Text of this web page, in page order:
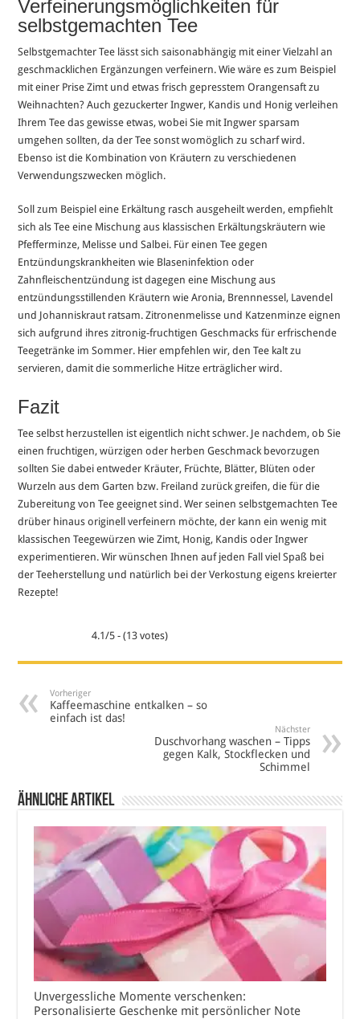
Verfeinerungsmöglichkeiten für
selbstgemachten Tee
Selbstgemachter Tee lässt sich saisonabhängig mit einer Vielzahl an
geschmacklichen Ergänzungen verfeinern. Wie wäre es zum Beispiel
mit einer Prise Zimt und etwas frisch gepresstem Orangensaft zu
Weihnachten? Auch gezuckerter Ingwer, Kandis und Honig verleihen
Ihrem Tee das gewisse etwas, wobei Sie mit Ingwer sparsam
umgehen sollten, da der Tee sonst womöglich zu scharf wird.
Ebenso ist die Kombination von Kräutern zu verschiedenen
Verwendungszwecken möglich.
Soll zum Beispiel eine Erkältung rasch ausgeheilt werden, empfiehlt
sich als Tee eine Mischung aus klassischen Erkältungskräutern wie
Pfefferminze, Melisse und Salbei. Für einen Tee gegen
Entzündungskrankheiten wie Blaseninfektion oder
Zahnfleischentzündung ist dagegen eine Mischung aus
entzündungsstillenden Kräutern wie Aronia, Brennnessel, Lavendel
und Johanniskraut ratsam. Zitronenmelisse und Katzenminze eignen
sich aufgrund ihres zitronig-fruchtigen Geschmacks für erfrischende
Teegetränke im Sommer. Hier empfehlen wir, den Tee kalt zu
servieren, damit die sommerliche Hitze erträglicher wird.
Fazit
Tee selbst herzustellen ist eigentlich nicht schwer. Je nachdem, ob Sie
einen fruchtigen, würzigen oder herben Geschmack bevorzugen
sollten Sie dabei entweder Kräuter, Früchte, Blätter, Blüten oder
Wurzeln aus dem Garten bzw. Freiland zurück greifen, die für die
Zubereitung von Tee geeignet sind. Wer seinen selbstgemachten Tee
drüber hinaus originell verfeinern möchte, der kann ein wenig mit
klassischen Teegewürzen wie Zimt, Honig, Kandis oder Ingwer
experimentieren. Wir wünschen Ihnen auf jeden Fall viel Spaß bei
der Teeherstellung und natürlich bei der Verkostung eigens kreierter
Rezepte!
4.1/5 - (13 votes)
Vorheriger
Kaffeemaschine entkalken – so
einfach ist das!
Nächster
Duschvorhang waschen – Tipps
gegen Kalk, Stockflecken und
Schimmel
Ähnliche Artikel
Unvergessliche Momente verschenken:
Personalisierte Geschenke mit persönlicher Note